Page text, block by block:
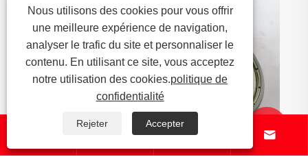
 
Nous utilisons des cookies pour vous offrir
une meilleure expérience de navigation,
analyser le trafic du site et personnaliser le
contenu. En utilisant ce site, vous acceptez
notre utilisation des cookies.politique de
confidentialité
Rejeter Accepter